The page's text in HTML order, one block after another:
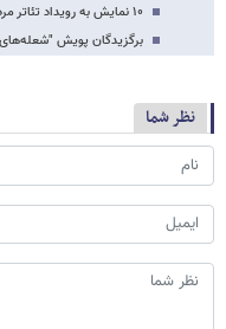
۱۰ نمایش به رویداد تئاتر مردمی بچه‌های مسجد چهارمحال و بختیاری راه یافتند
برگزیدگان پویش
نظر شما